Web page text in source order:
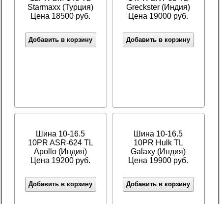
Starmaxx (Турция)
Цена 18500 руб.
Добавить в корзину
Greckster (Индия)
Цена 19000 руб.
Добавить в корзину
Шина 10-16.5
10PR ASR-624 TL
Apollo (Индия)
Цена 19200 руб.
Добавить в корзину
Шина 10-16.5
10PR Hulk TL
Galaxy (Индия)
Цена 19900 руб.
Добавить в корзину